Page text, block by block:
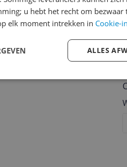
u hebt het recht om bezwaar
elk moment intrekken in Cookie-
ALLES